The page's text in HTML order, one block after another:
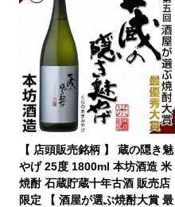
【 店頭販売銘柄 】 蔵の隠き魅
やげ 25度 1800ml 本坊酒造 米
焼酎 石蔵貯蔵十年古酒 販売店
限定 【 酒屋が選ぶ焼酎大賞 最